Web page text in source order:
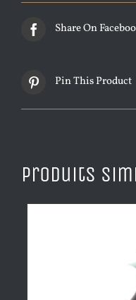
Share On
Pin This Product
Produits